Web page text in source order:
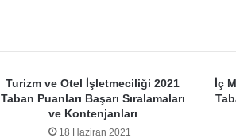
Turizm ve Otel İşletmeciliği 2021
Taban Puanları Başarı Sıralamaları
ve Kontenjanları
18 Haziran 2021
İç